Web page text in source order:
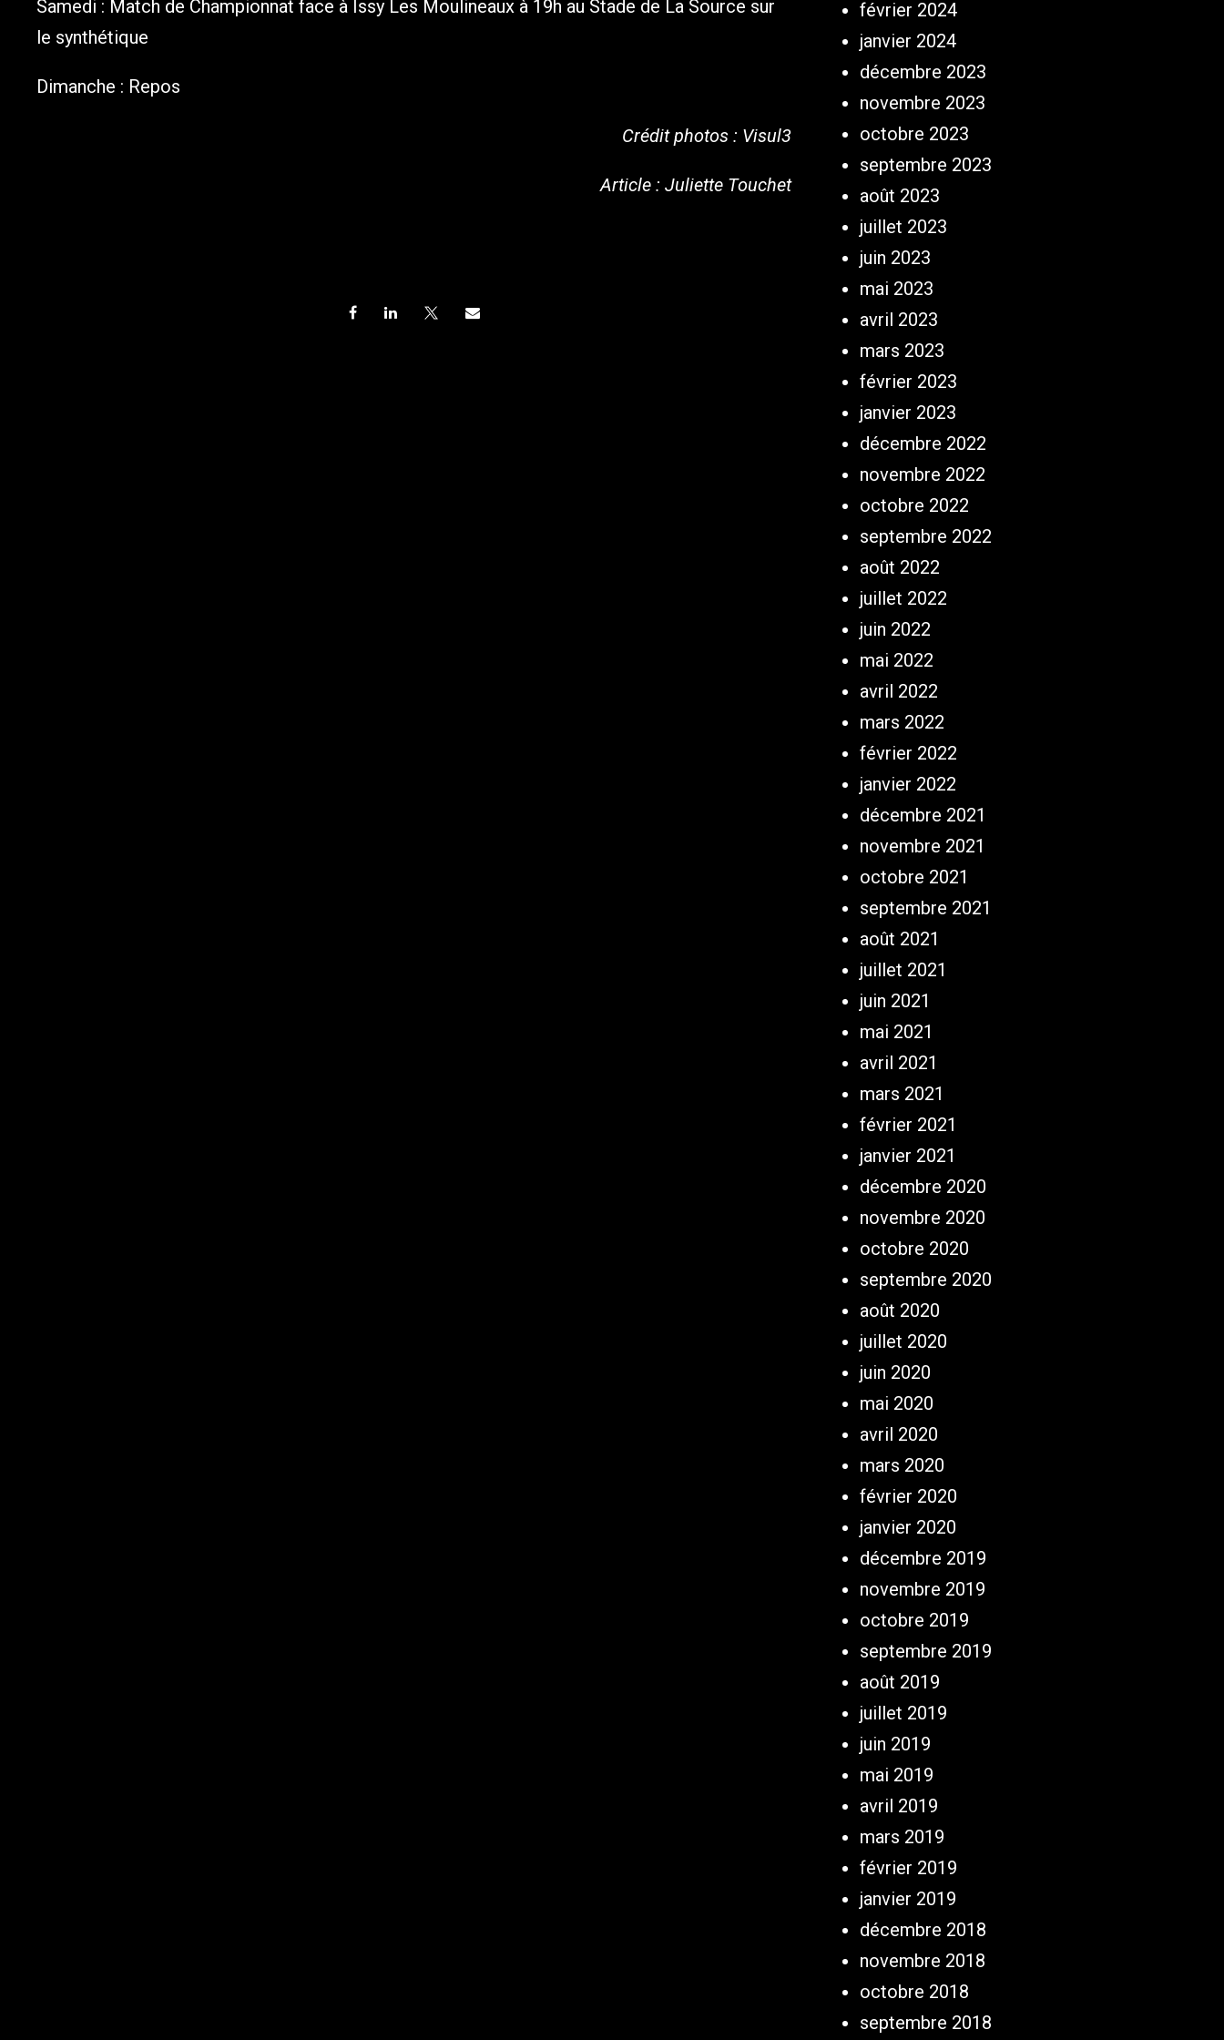
Samedi : Match de Championnat face à Issy Les Moulineaux à 19h au Stade de La Source sur
le synthétique
Dimanche : Repos
Crédit photos : Visul3
Article : Juliette Touchet
février 2024
janvier 2024
décembre 2023
novembre 2023
octobre 2023
septembre 2023
août 2023
juillet 2023
juin 2023
mai 2023
avril 2023
mars 2023
février 2023
janvier 2023
décembre 2022
novembre 2022
octobre 2022
septembre 2022
août 2022
juillet 2022
juin 2022
mai 2022
avril 2022
mars 2022
février 2022
janvier 2022
décembre 2021
novembre 2021
octobre 2021
septembre 2021
août 2021
juillet 2021
juin 2021
mai 2021
avril 2021
mars 2021
février 2021
janvier 2021
décembre 2020
novembre 2020
octobre 2020
septembre 2020
août 2020
juillet 2020
juin 2020
mai 2020
avril 2020
mars 2020
février 2020
janvier 2020
décembre 2019
novembre 2019
octobre 2019
septembre 2019
août 2019
juillet 2019
juin 2019
mai 2019
avril 2019
mars 2019
février 2019
janvier 2019
décembre 2018
novembre 2018
octobre 2018
septembre 2018